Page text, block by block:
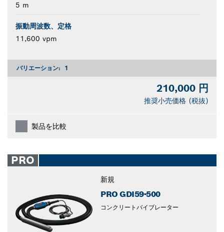
5 m
振動周波数、定格
11,600 vpm
バリエーション: 1
210,000 円
推奨小売価格 (税抜)
製品を比較
PRO
新規
PRO GDI59-500
コンクリートバイブレーター